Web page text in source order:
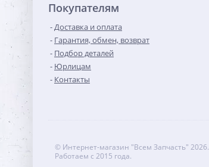
Покупателям
Доставка и оплата
Гарантия, обмен, возврат
Подбор деталей
Юрлицам
Контакты
© Интернет-магазин "Всем Запчасть" 2026.
Работаем с 2015 года.